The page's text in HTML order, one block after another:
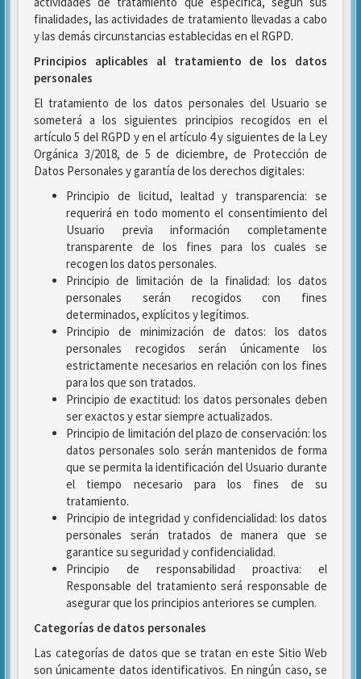
finalidades, las actividades de tratamiento llevadas a cabo
y las demás circunstancias establecidas en el RGPD.
Principios aplicables al tratamiento de los datos
personales
El tratamiento de los datos personales del Usuario se
someterá a los siguientes principios recogidos en el
artículo 5 del RGPD y en el artículo 4 y siguientes de la Ley
Orgánica 3/2018, de 5 de diciembre, de Protección de
Datos Personales y garantía de los derechos digitales:
Principio de licitud, lealtad y transparencia: se
requerirá en todo momento el consentimiento del
Usuario previa información completamente
transparente de los fines para los cuales se
recogen los datos personales.
Principio de limitación de la finalidad: los datos
personales serán recogidos con fines
determinados, explícitos y legítimos.
Principio de minimización de datos: los datos
personales recogidos serán únicamente los
estrictamente necesarios en relación con los fines
para los que son tratados.
Principio de exactitud: los datos personales deben
ser exactos y estar siempre actualizados.
Principio de limitación del plazo de conservación: los
datos personales solo serán mantenidos de forma
que se permita la identificación del Usuario durante
el tiempo necesario para los fines de su
tratamiento.
Principio de integridad y confidencialidad: los datos
personales serán tratados de manera que se
garantice su seguridad y confidencialidad.
Principio de responsabilidad proactiva: el
Responsable del tratamiento será responsable de
asegurar que los principios anteriores se cumplen.
Categorías de datos personales
Las categorías de datos que se tratan en este Sitio Web
son únicamente datos identificativos. En ningún caso, se